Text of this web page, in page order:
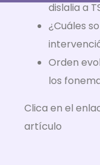
dislalia a
¿Cuáles
Orden
los
Clica en el
artículo